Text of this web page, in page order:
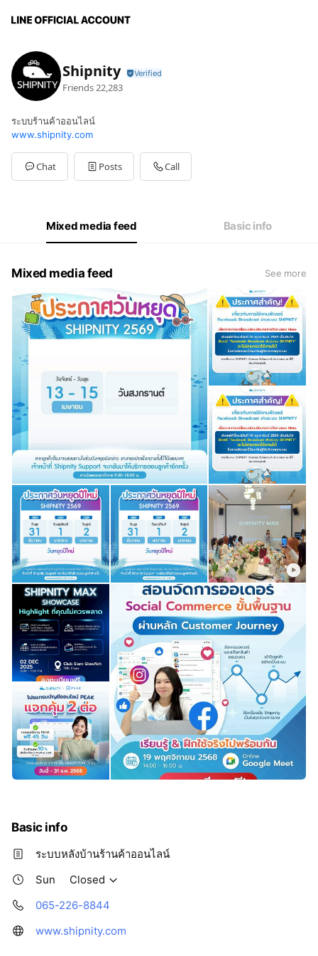
Shipnity
Friends 22,283
ระบบร้านค้าออนไลน์
www.shipnity.com
Chat Posts Call
Mixed media feed Basic info
Mixed media feed See more
Basic info
ระบบหลังบ้านร้านค้าออนไลน์
Sun
Closed
065-226-8844
www.shipnity.com